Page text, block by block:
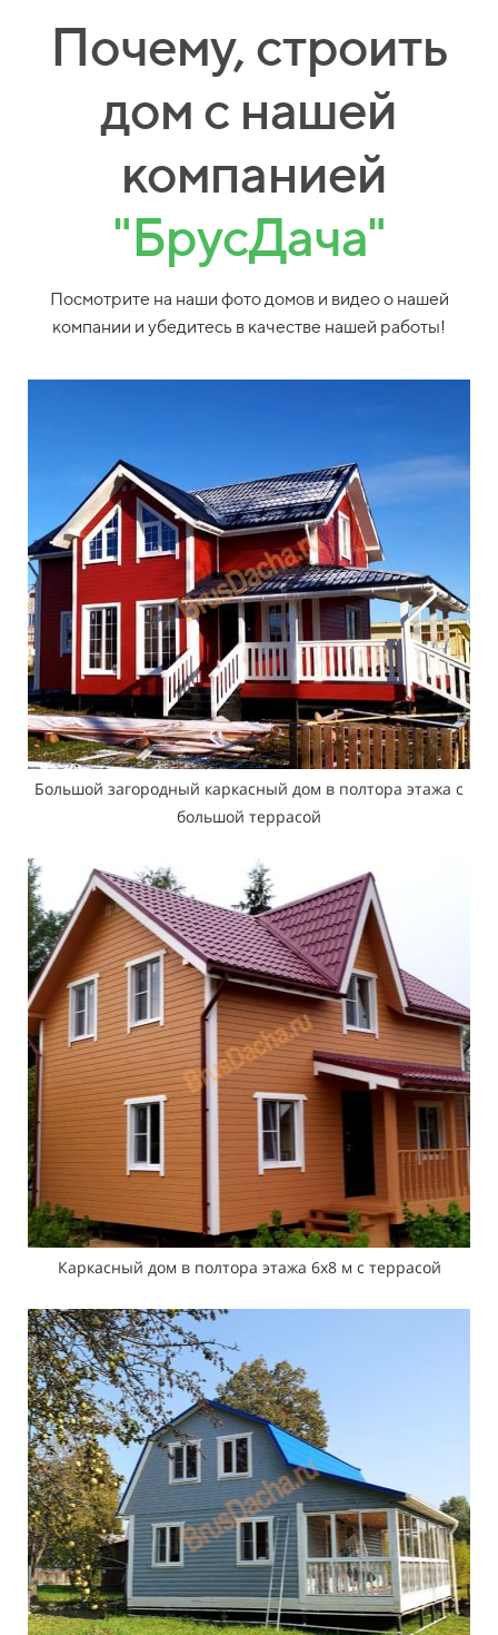
Почему, строить
дом с нашей
компанией
"БрусДача"
Посмотрите на наши фото домов и видео о нашей
компании и убедитесь в качестве нашей работы!
Большой загородный каркасный дом в полтора этажа с
большой террасой
Каркасный дом в полтора этажа 6х8 м с террасой